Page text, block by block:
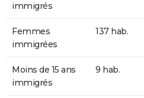
immigrés
Femmes
immigrées
137 hab.
Moins de 15 ans
immigrés
9 hab.